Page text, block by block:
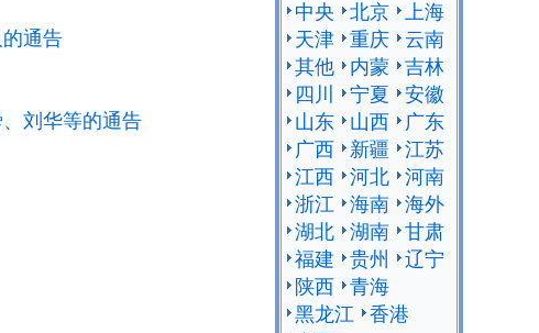
通告
刘华等的通告
中央 北京
上海
天津 重庆 云南
其他 内蒙 吉林
四川
宁夏 安徽
山东 山西
广东
广西 新疆 江苏
江西 河北 河南
浙江 海南 海外
湖北 湖南 甘肃
福建 贵州
辽宁
陕西 青海
黑龙江 香港